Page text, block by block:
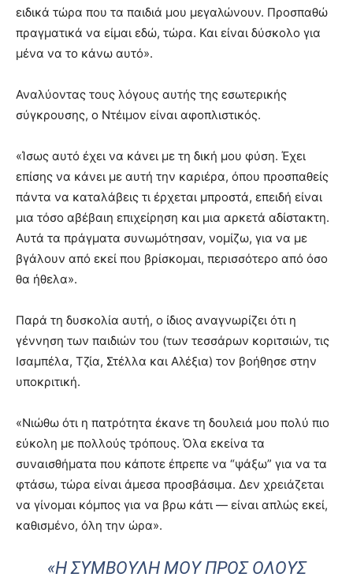
ειδικά τώρα που τα παιδιά μου μεγαλώνουν. Προσπαθώ
πραγματικά να είμαι εδώ, τώρα. Και είναι δύσκολο για
μένα να το κάνω αυτό».
Αναλύοντας τους λόγους αυτής της εσωτερικής
σύγκρουσης, ο Ντέιμον είναι αφοπλιστικός.
«Ίσως αυτό έχει να κάνει με τη δική μου φύση. Έχει
επίσης να κάνει με αυτή την καριέρα, όπου προσπαθείς
πάντα να καταλάβεις τι έρχεται μπροστά, επειδή είναι
μια τόσο αβέβαιη επιχείρηση και μια αρκετά αδίστακτη.
Αυτά τα πράγματα συνωμότησαν, νομίζω, για να με
βγάλουν από εκεί που βρίσκομαι, περισσότερο από όσο
θα ήθελα».
Παρά τη δυσκολία αυτή, ο ίδιος αναγνωρίζει ότι η
γέννηση των παιδιών του (των τεσσάρων κοριτσιών, τις
Ισαμπέλα, Τζία, Στέλλα και Αλέξια) τον βοήθησε στην
υποκριτική.
«Νιώθω ότι η πατρότητα έκανε τη δουλειά μου πολύ πιο
εύκολη με πολλούς τρόπους. Όλα εκείνα τα
συναισθήματα που κάποτε έπρεπε να “ψάξω” για να τα
φτάσω, τώρα είναι άμεσα προσβάσιμα. Δεν χρειάζεται
να γίνομαι κόμπος για να βρω κάτι — είναι απλώς εκεί,
καθισμένο, όλη την ώρα».
«Η ΣΥΜΒΟΥΛΉ ΜΟΥ ΠΡΟΣ ΌΛΟΥΣ